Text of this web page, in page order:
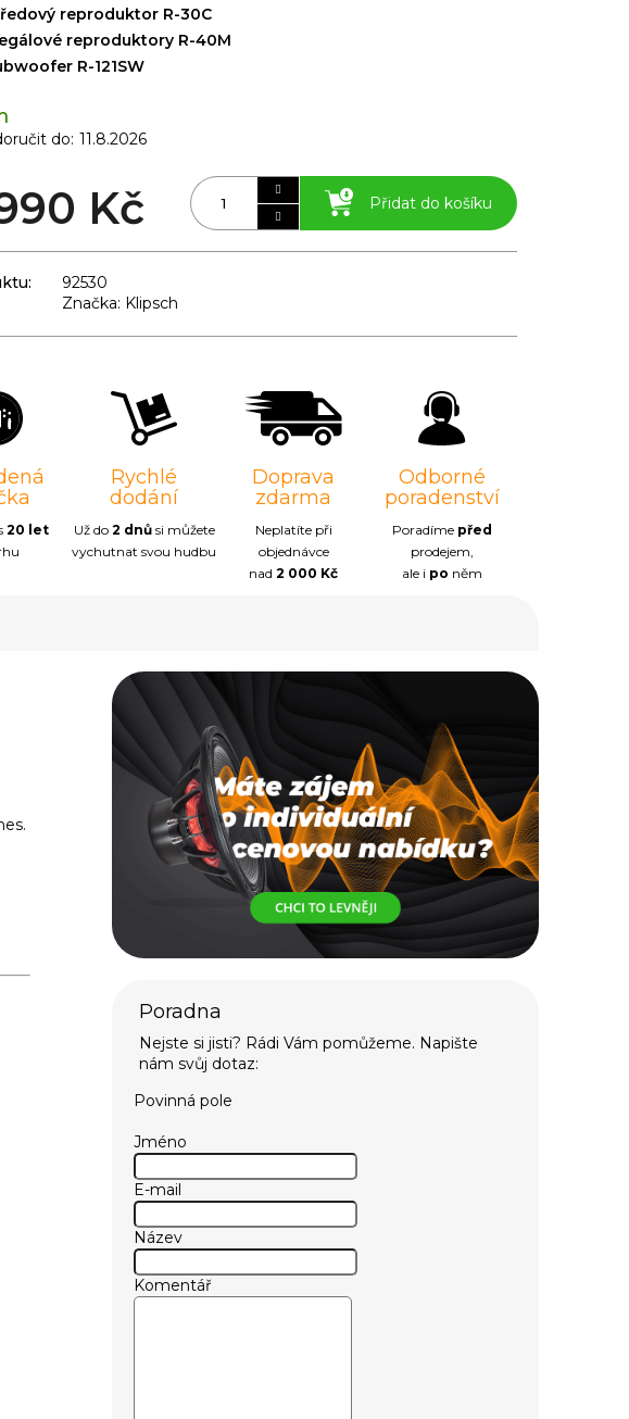
do: 11.8.2026
Kč Přidat do košíku
reproduktor R-30C
reproduktory R-40M
R-121SW
92530
Značka: Klipsch
20 let
Rychlé
dodání
Už do 2 dnůsi můžete
vychutnat svou hudbu
Doprava
zdarma
Neplatíte při
objednávce
nad2 000 Kč
Odborné
poradenství
Poradíme před
prodejem,
ale i po něm
Povinná pole
Jméno
E-mail
Název
Komentář